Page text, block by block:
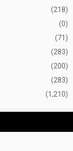
(218)
(0)
(71)
(283)
(200)
(283)
(1,210)